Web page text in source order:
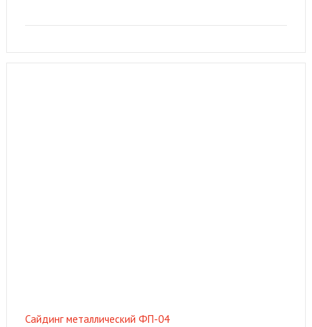
Сайдинг металлический ФП-04